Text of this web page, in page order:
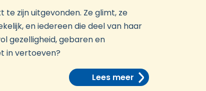
te zijn uitgevonden. Ze glimt, ze
en iedereen die deel van haar
gezelligheid, gebaren en
in vertoeven?
Lees meer